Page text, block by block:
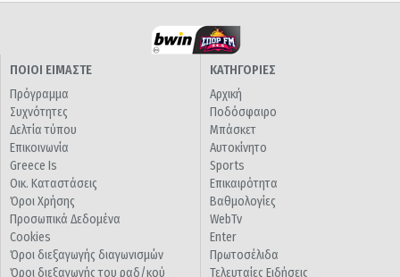
ΠΟΙΟΙ ΕΙΜΑΣΤΕ
Πρόγραμμα
Συχνότητες
Δελτία τύπου
Επικοινωνία
Greece Is
Οικ. Καταστάσεις
Όροι Χρήσης
Προσωπικά Δεδομένα
Cookies
Όροι διεξαγωγής διαγωνισμών
Όροι διεξαγωγής του ραδ/κού
ΚΑΤΗΓΟΡΙΕΣ
Αρχική
Ποδόσφαιρο
Μπάσκετ
Αυτοκίνητο
Sports
Επικαιρότητα
Βαθμολογίες
WebTv
Enter
Πρωτοσέλιδα
Τελευταίες Ειδήσεις